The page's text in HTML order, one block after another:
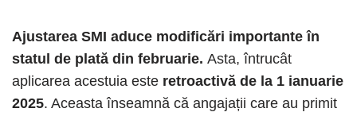
Ajustarea SMI aduce modificări importante în
statul de plată din februarie. Asta, întrucât
aplicarea acestuia este retroactivă de la 1 ianuarie
2025. Aceasta înseamnă că angajații care au primit